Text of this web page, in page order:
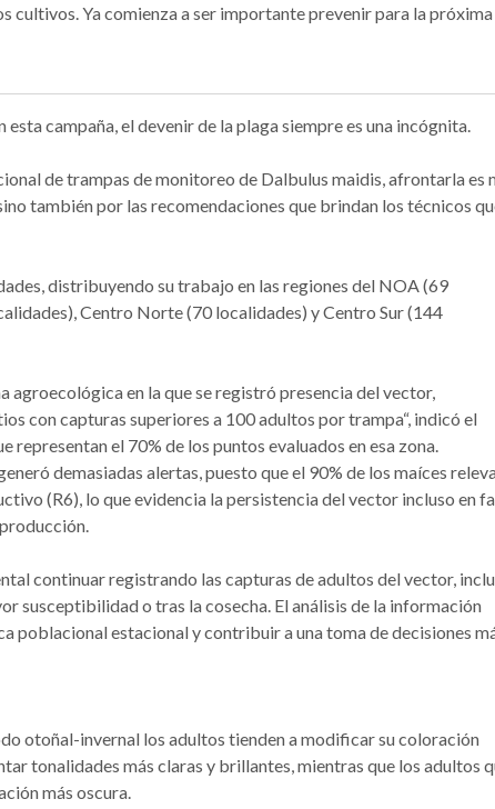
cultivos. Ya comienza a ser importante prevenir para la próxima
campaña, el devenir de la plaga siempre es una incógnita.
de trampas de monitoreo de Dalbulus maidis, afrontarla es
también por las recomendaciones que brindan los técnicos
distribuyendo su trabajo en las regiones del NOA (69
Centro Norte (70 localidades) y Centro Sur (144
agroecológica en la que se registró presencia del vector,
con capturas superiores a 100 adultos por trampa“, indicó el
el 70% de los puntos evaluados en esa zona.
demasiadas alertas, puesto que el 90% de los maíces
(R6), lo que evidencia la persistencia del vector incluso en
continuar registrando las capturas de adultos del vector,
susceptibilidad o tras la cosecha. El análisis de la información
poblacional estacional y contribuir a una toma de decisiones
otoñal-invernal los adultos tienden a modificar su coloración
tonalidades más claras y brillantes, mientras que los adultos
más oscura.